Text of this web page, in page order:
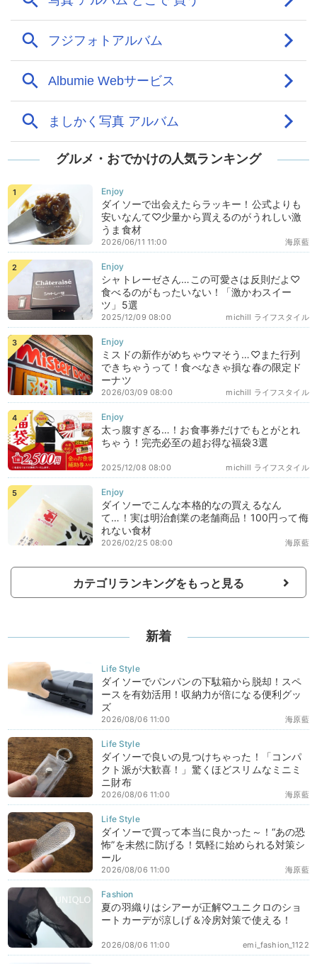
グルメ・おでかけの人気ランキング
ダイソーで出会えたらラッキー！公式よりも
安いなんて♡少量から買えるのがうれしい激
うま食材
海原藍
2026/06/11 11:00
シャトレーゼさん…この可愛さは反則だよ♡
食べるのがもったいない！「激かわスイー
ツ」5選
michill ライフスタイル
2025/12/09 08:00
ミスドの新作がめちゃウマそう…♡また行列
できちゃうって！食べなきゃ損な春の限定ド
ーナツ
michill ライフスタイル
2026/03/09 08:00
太っ腹すぎる…！お食事券だけでもとがとれ
ちゃう！完売必至の超お得な福袋3選
michill ライフスタイル
2025/12/08 08:00
ダイソーでこんな本格的なの買えるなん
て…！実は明治創業の老舗商品！100円って侮
れない食材
海原藍
2026/02/25 08:00
カテゴリランキングをもっと見る
新着
ダイソーでパンパンの下駄箱から脱却！スペ
ースを有効活用！収納力が倍になる便利グッ
ズ
海原藍
2026/08/06 11:00
ダイソーで良いの見つけちゃった！「コンパ
クト派が大歓喜！」驚くほどスリムなミニミ
ニ財布
海原藍
2026/08/06 11:00
ダイソーで買って本当に良かった～！“あの恐
怖”を未然に防げる！気軽に始められる対策シ
ール
海原藍
2026/08/06 11:00
夏の羽織りはシアーが正解♡ユニクロのショ
ートカーデが涼しげ＆冷房対策で使える！
emi_fashion_1122
2026/08/06 11:00